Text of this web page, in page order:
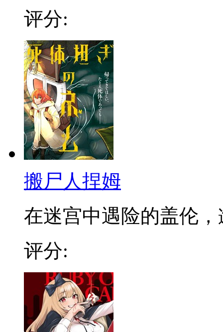
评分:
搬尸人捏姆
在迷宫中遇险的盖伦，
评分: